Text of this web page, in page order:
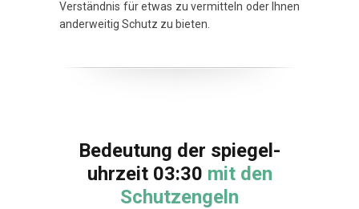
Verständnis für etwas zu vermitteln oder Ihnen
anderweitig Schutz zu bieten.
Bedeutung der spiegel-
uhrzeit 03:30 mit den
Schutzengeln